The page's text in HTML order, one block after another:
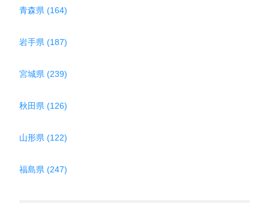
青森県 (164)
岩手県 (187)
宮城県 (239)
秋田県 (126)
山形県 (122)
福島県 (247)